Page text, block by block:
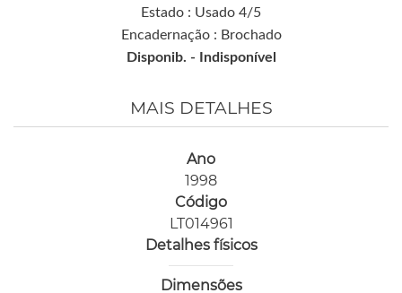
Estado : Usado 4/5
Encadernação : Brochado
Disponib. -
Indisponível
MAIS DETALHES
Ano
1998
Código
LT014961
Detalhes físicos
Dimensões